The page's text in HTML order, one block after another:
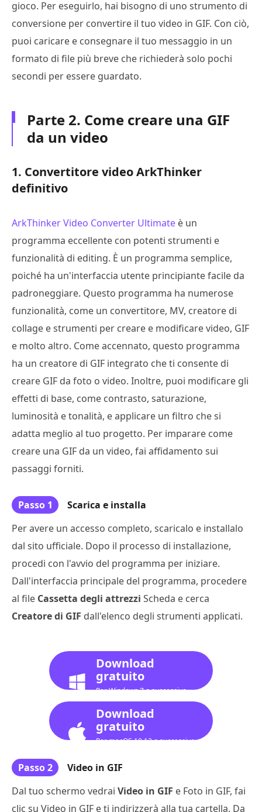
gioco. Per eseguirlo, hai bisogno di uno strumento di
conversione per convertire il tuo video in GIF. Con ciò,
puoi caricare e consegnare il tuo messaggio in un
formato di file più breve che richiederà solo pochi
secondi per essere guardato.
Parte 2. Come creare una GIF
da un video
1. Convertitore video ArkThinker
definitivo
ArkThinker Video Converter Ultimate è un
programma eccellente con potenti strumenti e
funzionalità di editing. È un programma semplice,
poiché ha un'interfaccia utente principiante facile da
padroneggiare. Questo programma ha numerose
funzionalità, come un convertitore, MV, creatore di
collage e strumenti per creare e modificare video, GIF
e molto altro. Come accennato, questo programma
ha un creatore di GIF integrato che ti consente di
creare GIF da foto o video. Inoltre, puoi modificare gli
effetti di base, come contrasto, saturazione,
luminosità e tonalità, e applicare un filtro che si
adatta meglio al tuo progetto. Per imparare come
creare una GIF da un video, fai affidamento sui
passaggi forniti.
Passo 1
Scarica e installa
Per avere un accesso completo, scaricalo e installalo
dal sito ufficiale. Dopo il processo di installazione,
procedi con l'avvio del programma per iniziare.
Dall'interfaccia principale del programma, procedere
al file Cassetta degli attrezzi Scheda e cerca
Creatore di GIF dall'elenco degli strumenti applicati.
Download
gratuito
Per Windows 7 o successivo
Download
gratuito
Per macOS 10.12 o successivo
Passo 2
Video in GIF
Dal tuo schermo vedrai Video in GIF e Foto in GIF, fai
clic su Video in GIF e ti indirizzerà alla tua cartella. Da